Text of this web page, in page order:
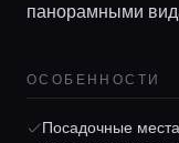
панорамными
ОСОБЕННОСТИ
Посадочные места